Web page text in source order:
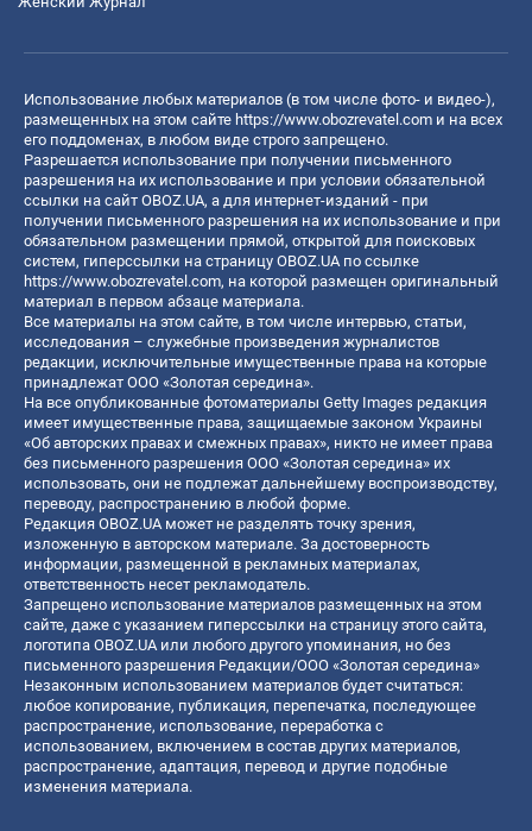
Использование любых материалов (в том числе фото- и видео-),
размещенных на этом сайте https://www.obozrevatel.com и на всех
его поддоменах, в любом виде строго запрещено.
Разрешается использование при получении письменного
разрешения на их использование и при условии обязательной
ссылки на сайт OBOZ.UA, а для интернет-изданий - при
получении письменного разрешения на их использование и при
обязательном размещении прямой, открытой для поисковых
систем, гиперссылки на страницу OBOZ.UA по ссылке
https://www.obozrevatel.com, на которой размещен оригинальный
материал в первом абзаце материала.
Все материалы на этом сайте, в том числе интервью, статьи,
исследования – служебные произведения журналистов
редакции, исключительные имущественные права на которые
принадлежат ООО «Золотая середина».
На все опубликованные фотоматериалы Getty Images редакция
имеет имущественные права, защищаемые законом Украины
«Об авторских правах и смежных правах», никто не имеет права
без письменного разрешения ООО «Золотая середина» их
использовать, они не подлежат дальнейшему воспроизводству,
переводу, распространению в любой форме.
Редакция OBOZ.UA может не разделять точку зрения,
изложенную в авторском материале. За достоверность
информации, размещенной в рекламных материалах,
ответственность несет рекламодатель.
Запрещено использование материалов размещенных на этом
сайте, даже с указанием гиперссылки на страницу этого сайта,
логотипа OBOZ.UA или любого другого упоминания, но без
письменного разрешения Редакции/ООО «Золотая середина»
Незаконным использованием материалов будет считаться:
любое копирование, публикация, перепечатка, последующее
распространение, использование, переработка с
использованием, включением в состав других материалов,
распространение, адаптация, перевод и другие подобные
изменения материала.